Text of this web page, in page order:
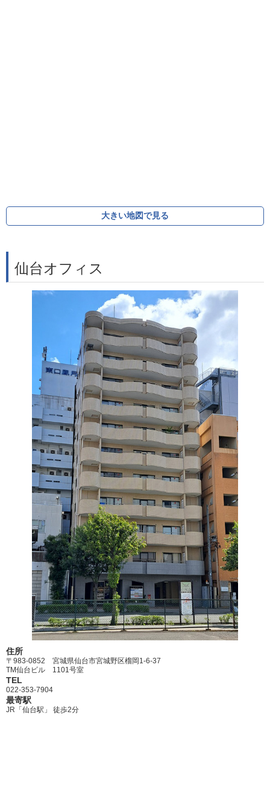
大きい地図で見る
仙台オフィス
住所
〒983-0852 宮城県仙台市宮城野区榴岡1-6-37
TM仙台ビル 1101号室
TEL
022-353-7904
最寄駅
JR「仙台駅」 徒歩2分